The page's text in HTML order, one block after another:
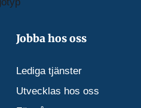
Jobba hos oss
Lediga tjänster
Utvecklas hos oss